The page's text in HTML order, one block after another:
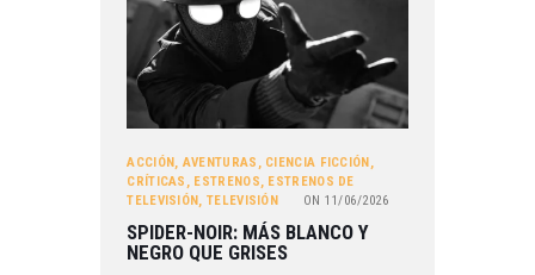
ACCIÓN , AVENTURAS , CIENCIA FICCIÓN ,
CRÍTICAS , ESTRENOS, ESTRENOS DE
TELEVISIÓN , TELEVISIÓN ON 11/06/2026
SPIDER-NOIR: MÁS BLANCO Y
NEGRO QUE GRISES